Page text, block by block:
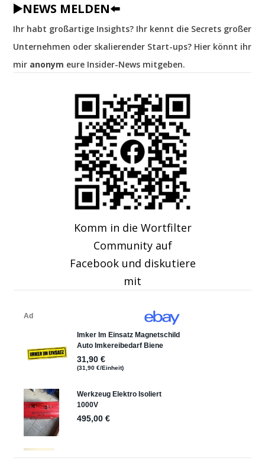
▶️NEWS MELDEN⬅️
Ihr habt großartige Insights? Ihr kennt die Secrets großer
Unternehmen oder skalierender Start-ups? Hier könnt ihr
mir anonym eure Insider-News mitgeben.
Komm in die Wortfilter
Community auf
Facebook und diskutiere
mit